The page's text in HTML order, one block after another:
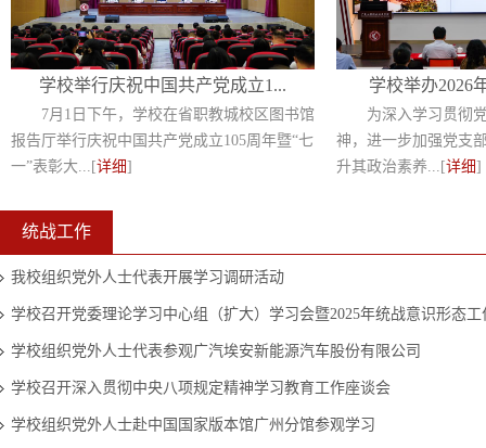
学校举行庆祝中国共产党成立1...
7月1日下午，学校在省职教城校区图书馆
报告厅举行庆祝中国共产党成立105周年暨“七
一”表彰大...[详细]
学校举办2026
为深入学习贯彻
神，进一步加强党支
升其政治素养...[详细]
统战工作
我校组织党外人士代表开展学习调研活动
学校召开党委理论学习中心组（扩大）学习会暨2025年统战意识形态工
学校组织党外人士代表参观广汽埃安新能源汽车股份有限公司
学校召开深入贯彻中央八项规定精神学习教育工作座谈会
学校组织党外人士赴中国国家版本馆广州分馆参观学习